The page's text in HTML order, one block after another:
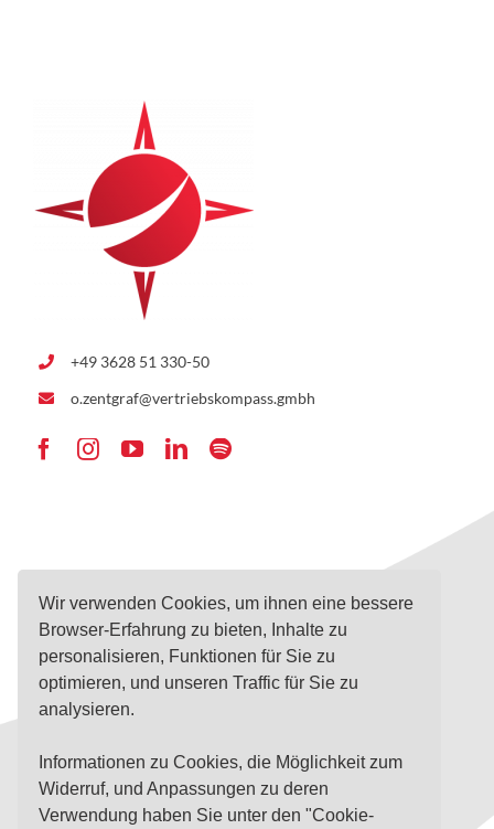
Wir verwenden Cookies, um ihnen eine bessere
Browser-Erfahrung zu bieten, Inhalte zu
personalisieren, Funktionen für Sie zu
optimieren, und unseren Traffic für Sie zu
analysieren.
Informationen zu Cookies, die Möglichkeit zum
Widerruf, und Anpassungen zu deren
Verwendung haben Sie unter den "Cookie-
+49 3628 51 330-50
o.zentgraf@vertriebskompass.gmbh
Navigation Infos